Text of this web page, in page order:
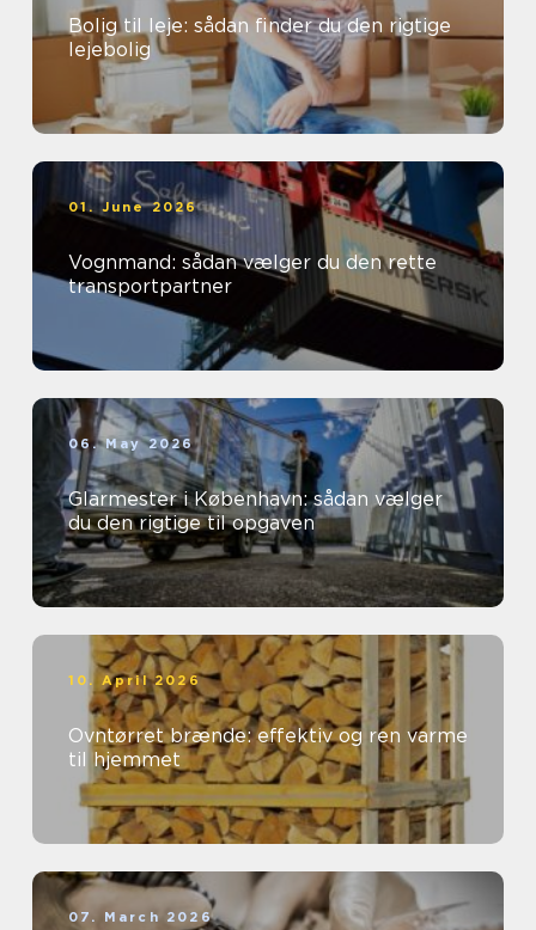
Bolig til leje: sådan finder du den rigtige
lejebolig
01. June 2026
Vognmand: sådan vælger du den rette
transportpartner
06. May 2026
Glarmester i København: sådan vælger
du den rigtige til opgaven
10. April 2026
Ovntørret brænde: effektiv og ren varme
til hjemmet
07. March 2026